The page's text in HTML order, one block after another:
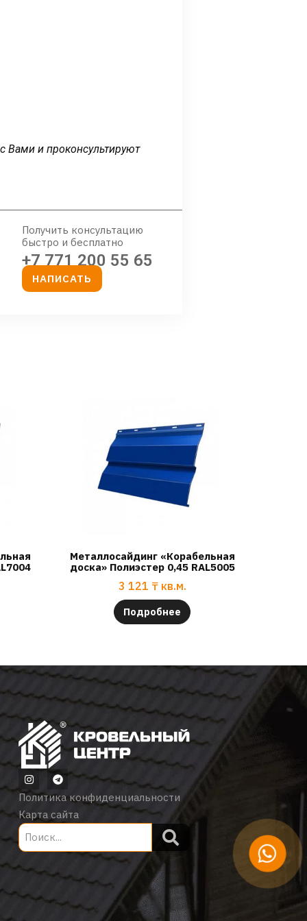
Вами и проконсультируют
Получить консультацию
быстро и бесплатно
+7 771 200 55 65
НАПИСАТЬ
Металлосайдинг «Корабельная
доска» Полиэстер 0,45 RAL5005
3 121 ₸ кв.м.
Подробнее
Политика конфиденциальности
Карта сайта